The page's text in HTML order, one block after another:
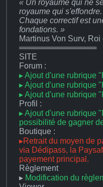
« Un royaume qui ne
royaume qui s'effondre.
Chaque correctif est
fondations. »
Martinus Von Surv,
══════════════
SITE
Forum :
▸ Ajout d'une rubrique
▸ Ajout d'une rubrique
▸ Ajout d'une rubrique
Profil :
▸ Ajout d'une rubrique
possibilité de gagner
Boutique :
▸Retrait du moyen de
via Dédipass, la
payement principal.
Règlement
▸ Modification du